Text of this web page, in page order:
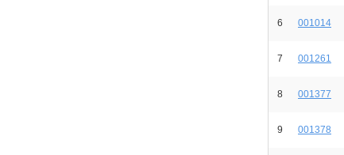
6 001014
7 001261
8 001377
9 001378